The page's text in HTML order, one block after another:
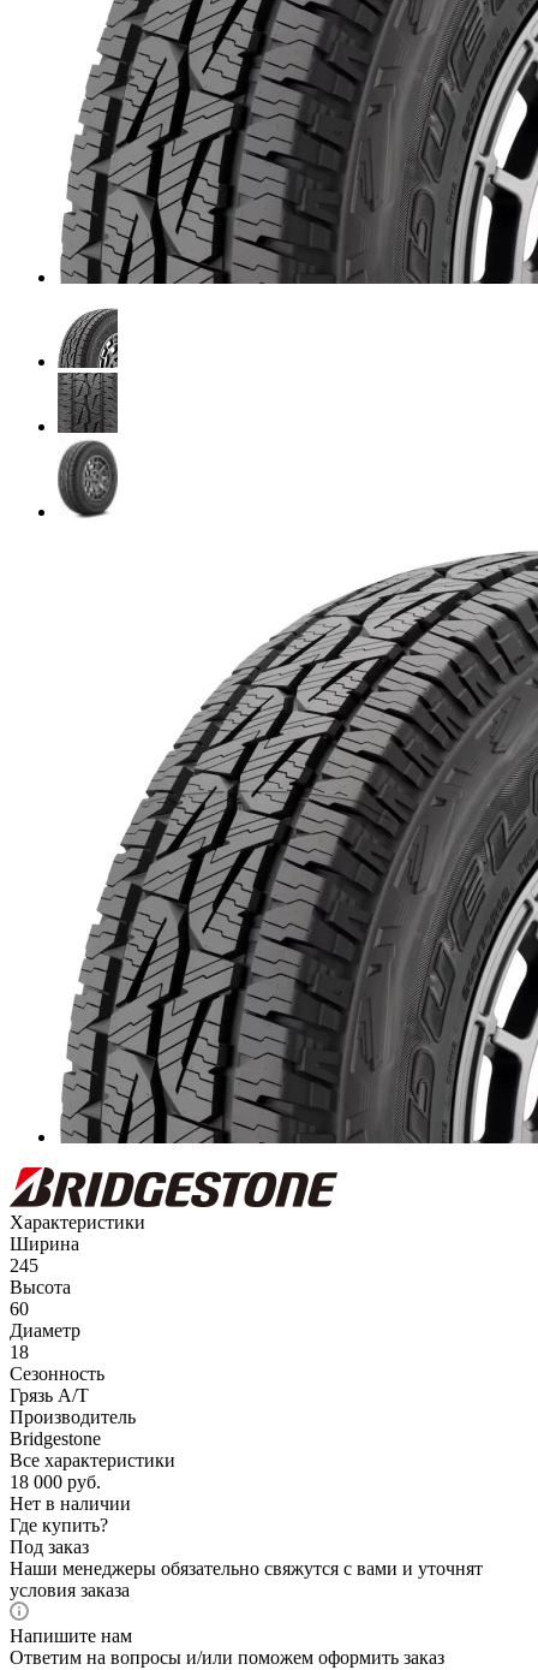
Характеристики
Ширина
245
Высота
60
Диаметр
18
Сезонность
Грязь A/T
Производитель
Bridgestone
Все характеристики
18 000 руб.
Нет в наличии
Где купить?
Под заказ
Наши менеджеры обязательно свяжутся с вами и уточнят
условия заказа
Напишите нам
Ответим на вопросы и/или поможем оформить заказ